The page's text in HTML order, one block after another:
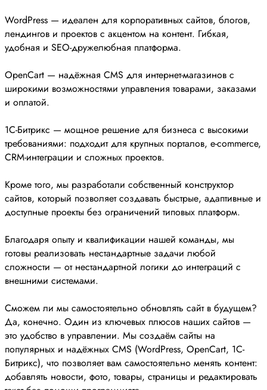
WordPress — идеален для корпоративных сайтов, блогов,
лендингов и проектов с акцентом на контент. Гибкая,
удобная и SEO-дружелюбная платформа.
OpenCart — надёжная CMS для интернет-магазинов с
широкими возможностями управления товарами, заказами
и оплатой.
1С-Битрикс — мощное решение для бизнеса с высокими
требованиями: подходит для крупных порталов, e-commerce,
CRM-интеграции и сложных проектов.
Кроме того, мы разработали собственный конструктор
сайтов, который позволяет создавать быстрые, адаптивные и
доступные проекты без ограничений типовых платформ.
Благодаря опыту и квалификации нашей команды, мы
готовы реализовать нестандартные задачи любой
сложности — от нестандартной логики до интеграций с
внешними системами.
Сможем ли мы самостоятельно обновлять сайт в будущем?
Да, конечно. Один из ключевых плюсов наших сайтов —
это удобство в управлении. Мы создаём сайты на
популярных и надёжных CMS (WordPress, OpenCart, 1С-
Битрикс), что позволяет вам самостоятельно менять контент:
добавлять новости, фото, товары, страницы и редактировать